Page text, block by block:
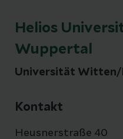
Helios
Wuppertal
Universität Witten/
Kontakt
Heusnerstraße 40